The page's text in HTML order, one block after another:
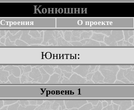
Конюшни
Строения О проекте
Юниты:
Уровень 1